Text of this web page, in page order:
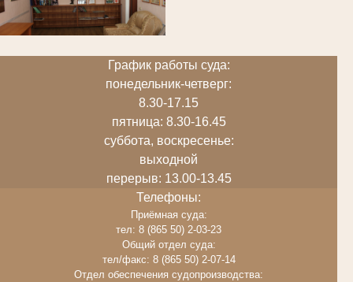
График работы суда:
понедельник-четверг:
8.30-17.15
пятница: 8.30-16.45
суббота, воскресенье:
выходной
перерыв: 13.00-13.45
Телефоны:
Приёмная суда:
тел: 8 (865 50) 2-03-23
Общий отдел суда:
тел/факс: 8 (865 50) 2-07-14
Отдел обеспечения судопроизводства: